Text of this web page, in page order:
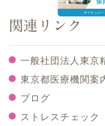
関連リンク
一般社団法人東京
東京都医療機関
ブログ
ストレスチェック